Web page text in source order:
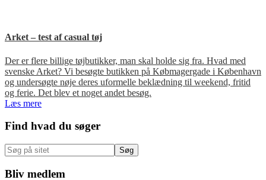
Arket – test af casual tøj
Der er flere billige tøjbutikker, man skal holde sig fra. Hvad med
svenske Arket? Vi besøgte butikken på Købmagergade i København
og undersøgte nøje deres uformelle beklædning til weekend, fritid
og ferie. Det blev et noget andet besøg.
Læs mere
Primær
Sidebar
Find hvad du søger
Søg
på
sitet
Bliv medlem